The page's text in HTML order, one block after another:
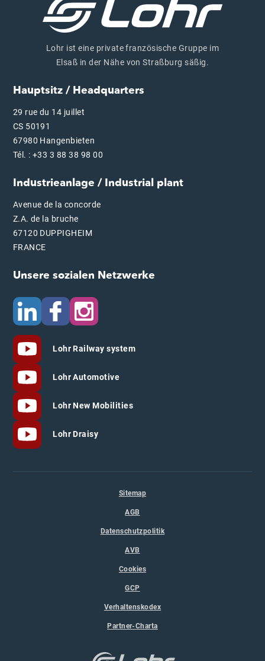
Lohr ist eine private französische Gruppe im
Elsaß in der Nähe von Straßburg säßig.
Hauptsitz / Headquarters
29 rue du 14 juillet
CS 50191
67980 Hangenbieten
Tél. : +33 3 88 38 98 00
Industrieanlage / Industrial plant
Avenue de la concorde
Z.A. de la bruche
67120 DUPPIGHEIM
FRANCE
Unsere sozialen Netzwerke
Lohr Railway system
Lohr Automotive
Lohr New Mobilities
Lohr Draisy
Sitemap
AGB
Datenschutzpolitik
AVB
Cookies
GCP
Verhaltenskodex
Partner-Charta